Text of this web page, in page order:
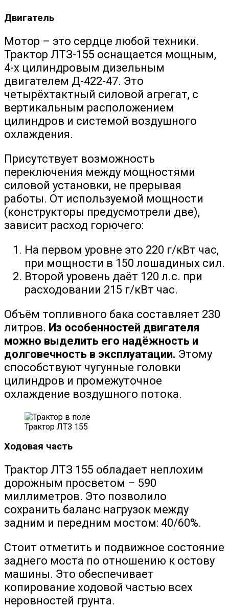
Двигатель
Мотор – это сердце любой техники.
Трактор ЛТЗ-155 оснащается мощным,
4-х цилиндровым дизельным
двигателем Д-422-47. Это
четырёхтактный силовой агрегат, с
вертикальным расположением
цилиндров и системой воздушного
охлаждения.
Присутствует возможность
переключения между мощностями
силовой установки, не прерывая
работы. От используемой мощности
(конструкторы предусмотрели две),
зависит расход горючего:
На первом уровне это 220 г/кВт час,
при мощности в 150 лошадиных сил.
Второй уровень даёт 120 л.с. при
расходовании 215 г/кВт час.
Объём топливного бака составляет 230
литров. Из особенностей двигателя
можно выделить его надёжность и
долговечность в эксплуатации. Этому
способствуют чугунные головки
цилиндров и промежуточное
охлаждение воздушного потока.
Трактор ЛТЗ 155
Ходовая часть
Трактор ЛТЗ 155 обладает неплохим
дорожным просветом – 590
миллиметров. Это позволило
сохранить баланс нагрузок между
задним и передним мостом: 40/60%.
Стоит отметить и подвижное состояние
заднего моста по отношению к остову
машины. Это обеспечивает
копирование ходовой частью всех
неровностей грунта.